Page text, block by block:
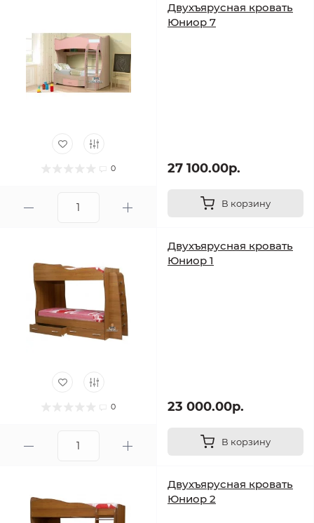
0
Двухъярусная кровать
Юниор 7
27 100.00р.
В корзину
0
Двухъярусная кровать
Юниор 1
23 000.00р.
В корзину
Двухъярусная кровать
Юниор 2